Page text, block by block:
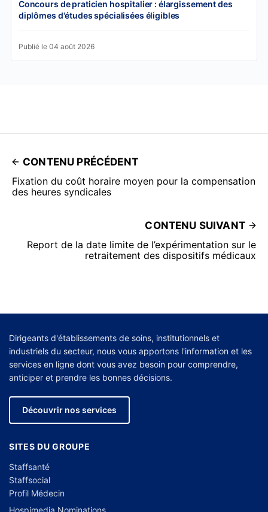
Concours de praticien hospitalier : élargissement des
diplômes d'études spécialisées éligibles
Publié le 04 août 2026
CONTENU PRÉCÉDENT
Fixation du coût horaire moyen pour la compensation
des heures syndicales
CONTENU SUIVANT
Report de la date limite de l’expérimentation sur le
retraitement des dispositifs médicaux
Dirigeants d'établissements de soins, institutionnels et
industriels du secteur, nous vous apportons l'information et les
services en ligne dont vous avez besoin pour comprendre,
anticiper et prendre les bonnes décisions.
Découvrir nos services
SITES DU GROUPE
Staffsanté
Staffsocial
Profil Médecin
Hospimedia Nominations